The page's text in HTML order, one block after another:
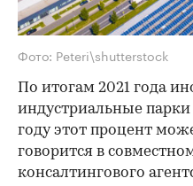
Фото: Peteri\shutterstock
По итогам 2021 года
индустриальные парки
году этот процент
говорится в
консалтингового